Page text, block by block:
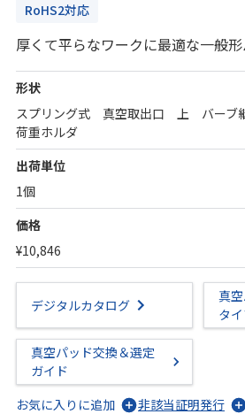
RoHS2対応
厚くて平らなワークに最適な一般形
形状
スプリング式 真空取出口 上 バーブ
荷重ホルダ
出荷単位
1個
価格
¥10,846
デジタルカタログ
真
タ
真空パッド交換＆選定
ガイド
お気に入りに追加
非該当証明発行